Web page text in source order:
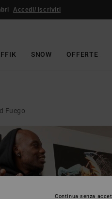
Accedi/ iscriviti
SNOW OFFERTE
Fuego
Continua senza